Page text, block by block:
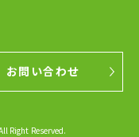
お問い合わせ
Right Reserved.